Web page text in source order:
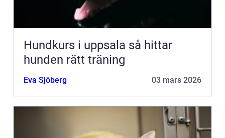
Hundkurs i uppsala så hittar
hunden rätt träning
Eva Sjöberg 03 mars 2026